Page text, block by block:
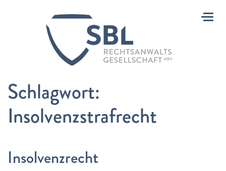
Schlagwort:
Insolvenzstrafrecht
Insolvenzrecht